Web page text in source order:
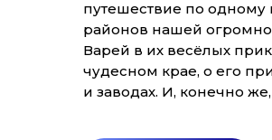
путешествие по одному
районов нашей
Варей в их весёлых
чудесном крае, о его
и заводах. И, конечно